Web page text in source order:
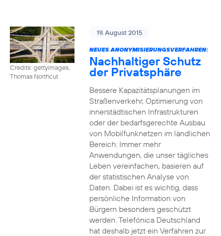
Credits: gettyimages,
Thomas Northcut
19. August 2015
NEUES ANONYMISIERUNGSVERFAHREN:
Nachhaltiger Schutz
der Privatsphäre
Bessere Kapazitätsplanungen im
Straßenverkehr, Optimierung von
innerstädtischen Infrastrukturen
oder der bedarfsgerechte Ausbau
von Mobilfunknetzen im ländlichen
Bereich: Immer mehr
Anwendungen, die unser tägliches
Leben vereinfachen, basieren auf
der statistischen Analyse von
Daten. Dabei ist es wichtig, dass
persönliche Information von
Bürgern besonders geschützt
werden. Telefónica Deutschland
hat deshalb jetzt ein Verfahren zur